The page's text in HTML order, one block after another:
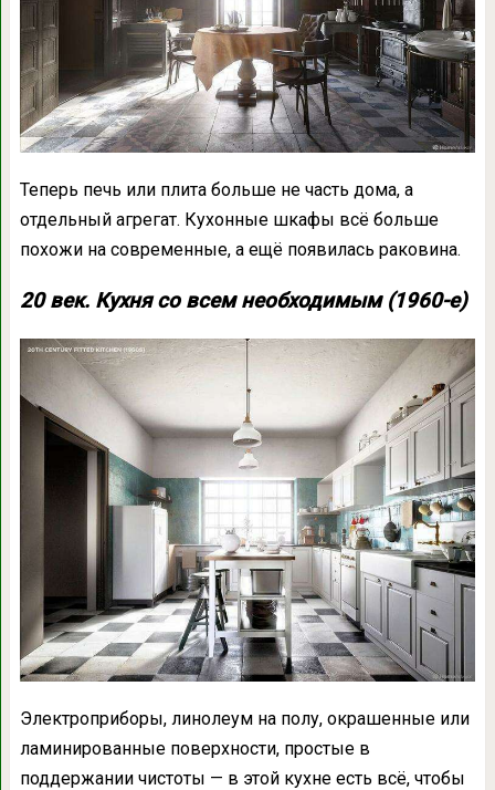
Теперь печь или плита больше не часть дома, а
отдельный агрегат. Кухонные шкафы всё больше
похожи на современные, а ещё появилась раковина.
20 век. Кухня со всем необходимым (1960-е)
Электроприборы, линолеум на полу, окрашенные или
ламинированные поверхности, простые в
поддержании чистоты — в этой кухне есть всё, чтобы